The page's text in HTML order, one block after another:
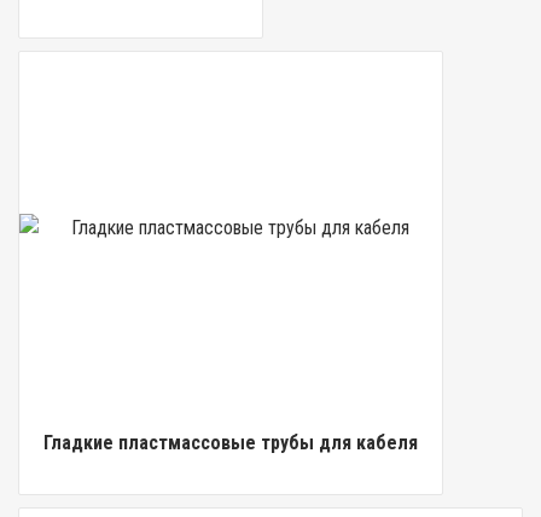
Гладкие пластмассовые трубы для кабеля